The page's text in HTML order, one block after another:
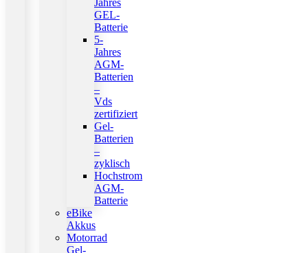
GEL-
Batterie
5-
Jahres
AGM-
Batterien
–
Vds
zertifiziert
Gel-
Batterien
–
zyklisch
Hochstrom
AGM-
Batterie
eBike
Akkus
Motorrad
Gel-